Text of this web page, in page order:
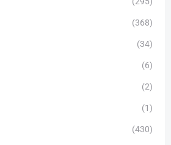
(368)
(34)
(6)
(2)
(1)
(430)